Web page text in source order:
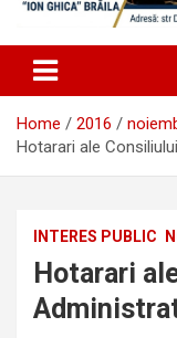
Home 2016
Hotarari ale
INTERES PUBLIC
Hotarari